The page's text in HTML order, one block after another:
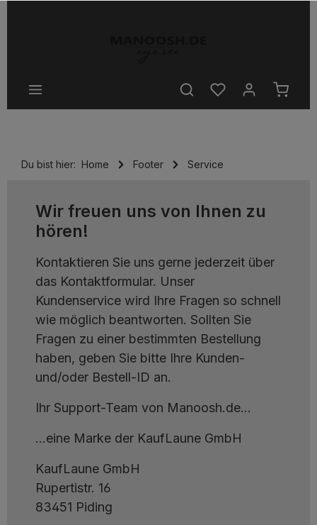
Du bist hier: Home Footer Service
Wir freuen uns von Ihnen zu
hören!
Kontaktieren Sie uns gerne jederzeit über
das Kontaktformular. Unser
Kundenservice wird Ihre Fragen so schnell
wie möglich beantworten. Sollten Sie
Fragen zu einer bestimmten Bestellung
haben, geben Sie bitte Ihre Kunden-
und/oder Bestell-ID an.
Ihr Support-Team von Manoosh.de...
...eine Marke der KaufLaune GmbH
KaufLaune GmbH
Rupertistr. 16
83451 Piding